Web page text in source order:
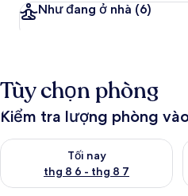
Như đang ở nhà (6)
Tùy chọn phòng
Kiểm tra lượng phòng
Tối nay
thg 8 6 - thg 8 7
Kiểm tra lượng phòng tối nay từ